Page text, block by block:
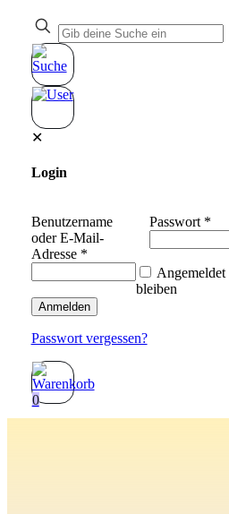
✕
Login
Benutzername
oder E-Mail-
Adresse *
Passwort *
Angemeldet
bleiben
Anmelden
Passwort vergessen?
0